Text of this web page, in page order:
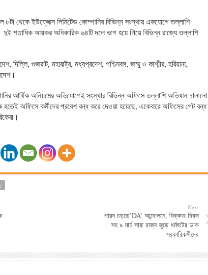
থেকে ইউফ্লেক্স লিমিটেড কোম্পানির বিভিন্ন সংস্থায় একযোগে তল্লাশি
শতাধিক আয়কর অধিকারিক ৬৪টি দলে ভাগ হয়ে গিয়ে বিভিন্ন রাজ্যে তল্লাশি
দিল্লি, গুজরাট, মহারাষ্ট্র, মধ্যপ্রদেশ, পশ্চিমবঙ্গ, জম্মু ও কাশ্মীর, হরিয়ানা,
আর্থিক অনিয়মের অভিযোগেই সংস্থার বিভিন্ন অফিসে তল্লাশি অভিযান চালানো
অফিসে কর্মীদের প্রবেশ বন্ধ করে দেওয়া হয়েছে, একেবারে অফিসের গেট বন্ধ
Next
পারদ চড়ছে’DA’ আন্দোলনে, ধিক্কার দিবস
সহ ৯ মার্চ সারা রাজ্য জুড়ে ধর্মঘটের ডাক
সরকারিকর্মীদের